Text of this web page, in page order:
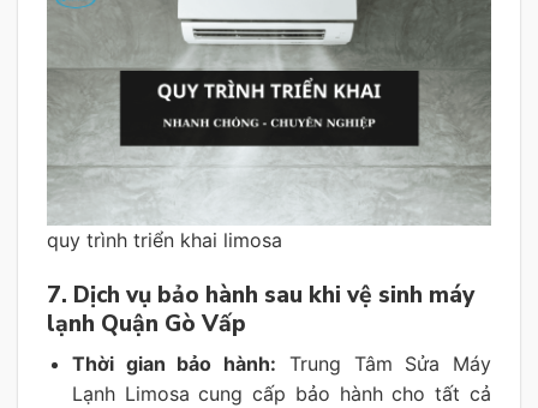
quy trình triển khai limosa
7. Dịch vụ bảo hành sau khi vệ sinh máy
lạnh Quận Gò Vấp
Thời gian bảo hành: Trung Tâm Sửa Máy
Lạnh Limosa cung cấp bảo hành cho tất cả